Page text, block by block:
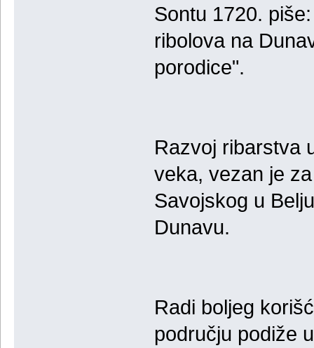
Sontu 1720.
ribolova na
porodice".
Razvoj ribarstva
veka, vezan je
Savojskog u
Dunavu.
Radi boljeg
području podiže